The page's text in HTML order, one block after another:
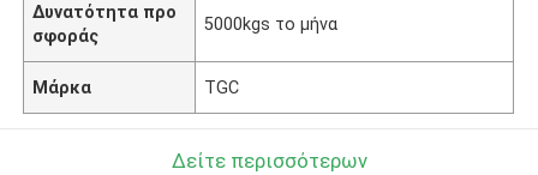
Δυνατότητα προ
σφοράς
5000kgs το μήνα
Μάρκα TGC
Δείτε περισσότερων